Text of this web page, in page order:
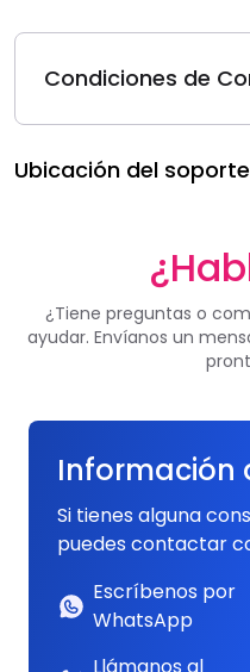
Condiciones de
Ubicación del soporte
¿Tiene preguntas o
ayudar. Envíanos un
Información
Si tienes alguna
puedes contactar
Escríbenos por
WhatsApp